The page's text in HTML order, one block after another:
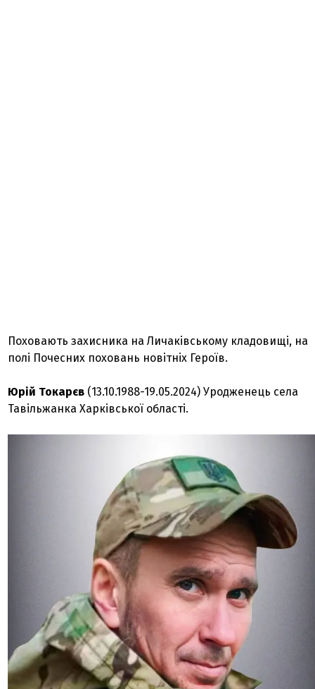
Поховають захисника на Личаківському кладовищі, на
полі Почесних поховань новітніх Героїв.
Юрій Токарєв (13.10.1988-19.05.2024) Уродженець села
Тавільжанка Харківської області.